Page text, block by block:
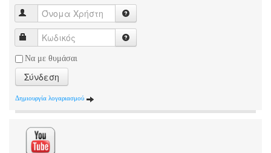
Να με θυμάσαι
Σύνδεση
Δημιουργία λογαριασμού